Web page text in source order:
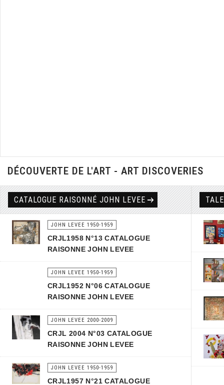
DÉCOUVERTE DE L'ART - ART DISCOVERIES
CATALOGUE RAISONNÉ JOHN LEVEE
JOHN LEVEE 1950-1959
CRJL1958 N°13 CATALOGUE
RAISONNE JOHN LEVEE
JOHN LEVEE 1950-1959
CRJL1952 N°06 CATALOGUE
RAISONNE JOHN LEVEE
JOHN LEVEE 2000-2009
CRJL 2004 N°03 CATALOGUE
RAISONNE JOHN LEVEE
JOHN LEVEE 1950-1959
CRJL1957 N°21 CATALOGUE